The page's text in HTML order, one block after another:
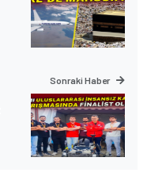
Sonraki Haber